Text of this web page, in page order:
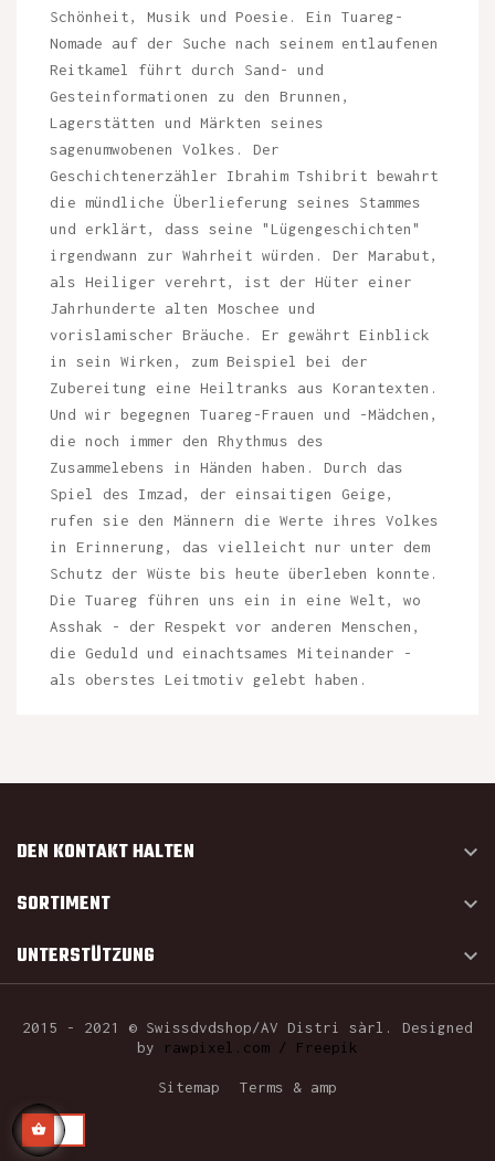
Schönheit, Musik und Poesie. Ein Tuareg-
Nomade auf der Suche nach seinem entlaufenen
Reitkamel führt durch Sand- und
Gesteinformationen zu den Brunnen,
Lagerstätten und Märkten seines
sagenumwobenen Volkes. Der
Geschichtenerzähler Ibrahim Tshibrit bewahrt
die mündliche Überlieferung seines Stammes
und erklärt, dass seine "Lügengeschichten"
irgendwann zur Wahrheit würden. Der Marabut,
als Heiliger verehrt, ist der Hüter einer
Jahrhunderte alten Moschee und
vorislamischer Bräuche. Er gewährt Einblick
in sein Wirken, zum Beispiel bei der
Zubereitung eine Heiltranks aus Korantexten.
Und wir begegnen Tuareg-Frauen und -Mädchen,
die noch immer den Rhythmus des
Zusammelebens in Händen haben. Durch das
Spiel des Imzad, der einsaitigen Geige,
rufen sie den Männern die Werte ihres Volkes
in Erinnerung, das vielleicht nur unter dem
Schutz der Wüste bis heute überleben konnte.
Die Tuareg führen uns ein in eine Welt, wo
Asshak - der Respekt vor anderen Menschen,
die Geduld und einachtsames Miteinander -
als oberstes Leitmotiv gelebt haben.
DEN KONTAKT HALTEN 
SORTIMENT 
UNTERSTÜTZUNG 
2015 - 2021 © Swissdvdshop/AV Distri sàrl. Designed
by
rawpixel.com / Freepik
Sitemap Terms & amp